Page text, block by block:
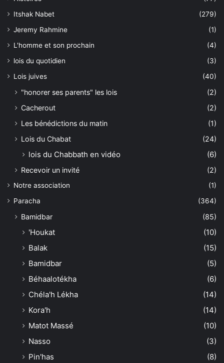
Itshak Nabet
(279)
Jeremy Rahmine
(1)
L'homme et son prochain
(4)
lois du quotidien
(3)
Lois juives
(40)
"honorer ses parents" les lois
(2)
Cacherout
(2)
Les bénédictions du matin
(1)
Lois du Chabat
(24)
lois du Chabbath en vidéo (6)
Recevoir un invité (2)
Notre association
(1)
Paracha
(364)
Bamidbar (85)
'Houkat
(10)
Balak
(15)
Bamidbar
(5)
Béhaalotékha
(6)
Chéla'h Lékha
(14)
Kora'h
(14)
Matot Massé
(10)
Nasso
(3)
Pin'has
(8)